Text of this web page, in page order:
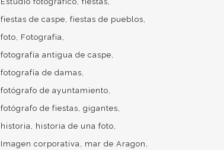
fiestas de caspe fiestas de pueblos
foto
Fotografia
fotografía antigua de caspe
fotografía de damas
fotógrafo de ayuntamiento
fotógrafo de fiestas gigantes
historia
historia de una foto
Imagen corporativa
mar de Aragon